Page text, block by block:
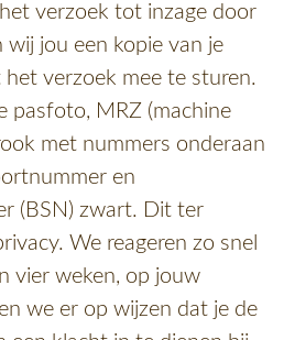
verzoek tot inzage door
wij jou een kopie van je
verzoek mee te sturen.
pasfoto, MRZ (machine
met nummers onderaan
en
(BSN) zwart. Dit ter
We reageren zo snel
vier weken, op jouw
we er op wijzen dat je de